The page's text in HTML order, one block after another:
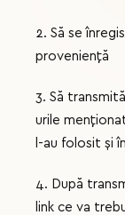
2. Să se
proveniență
3. Să
urile
l-au folosit și
4. După
link ce va